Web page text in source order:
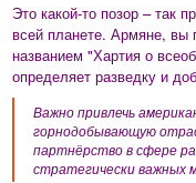
Это какой-то позор – так
всей планете. Армяне, вы
названием "Хартия о
определяет разведку и
Важно привлечь
горнодобывающую
партнёрство в сфере
стратегически важных